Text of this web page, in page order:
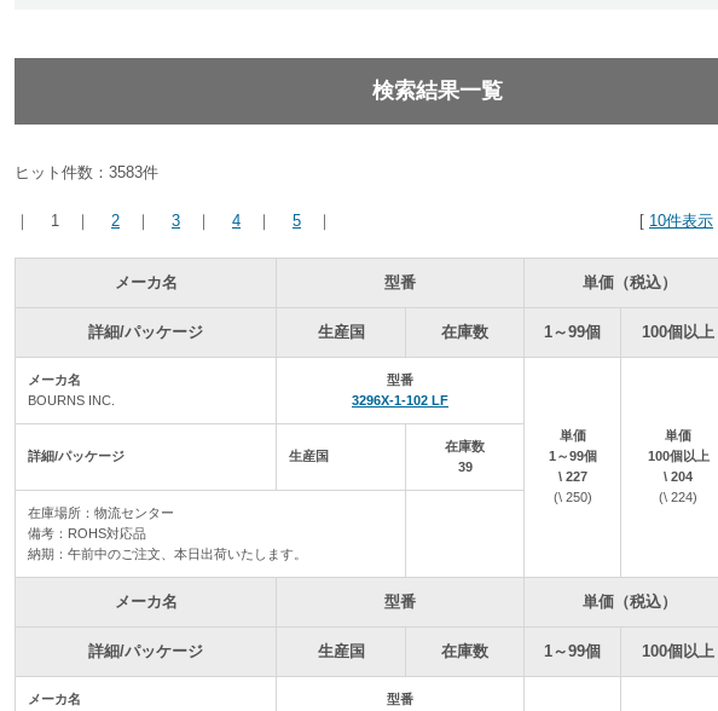
・8月 6日（木）17時以降～⇒8月17日（月）出荷予定です
・※SGシリーズは、別途納期をご連絡致します。
2026年 7月13日 自社の在庫データを更新しました。
2026年 7月 6日 自社の在庫データを更新しました。
2026年 6月29日 自社の在庫データを更新しました。
月22日 サーバーメンテナンスによる一部機能停止のお知らせ (6/26～6/28)
下記の期間中、サーバーメンテナンスにより一部機能停止が停止となります。
『ご注文・お見積り・会員登録』の各機能が停止となります。
ご不便をお掛けいたしますが、ご理解・ご協力の程、よろしくお願いいたします。
2026年 6月22日 自社の在庫データを更新しました。
2026年 6月 8日 自社の在庫データを更新しました。
検索結果一覧
ヒット件数： 3583件
[ 10件表示
｜ 1 ｜ 2 ｜ 3 ｜ 4 ｜ 5 ｜
メーカ名 型番
単価（税込）
詳細/パッケージ
生産国 在庫数 1～99個 100個以上
メーカ名
BOURNS INC.
型番
3296X-1-102 LF
単価
1～99個
\ 227
(\ 250)
単価
100個以上
\ 204
(\ 224)
詳細/パッケージ 生産国
在庫数
39
在庫場所：物流センター
備考：ROHS対応品
納期：午前中のご注文、本日出荷いたします。
メーカ名 型番
単価（税込）
詳細/パッケージ
生産国 在庫数 1～99個 100個以上
メーカ名
型番